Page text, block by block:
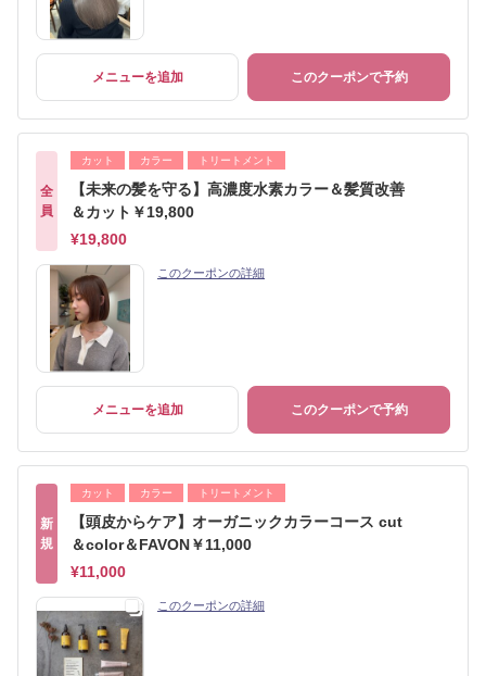
メニューを追加 このクーポンで予約
全
員
カット カラー トリートメント
【未来の髪を守る】高濃度水素カラー＆髪質改善
＆カット￥19,800
¥19,800
このクーポンの詳細
メニューを追加 このクーポンで予約
新
規
カット カラー トリートメント
【頭皮からケア】オーガニックカラーコース cut
＆color＆FAVON￥11,000
¥11,000
このクーポンの詳細